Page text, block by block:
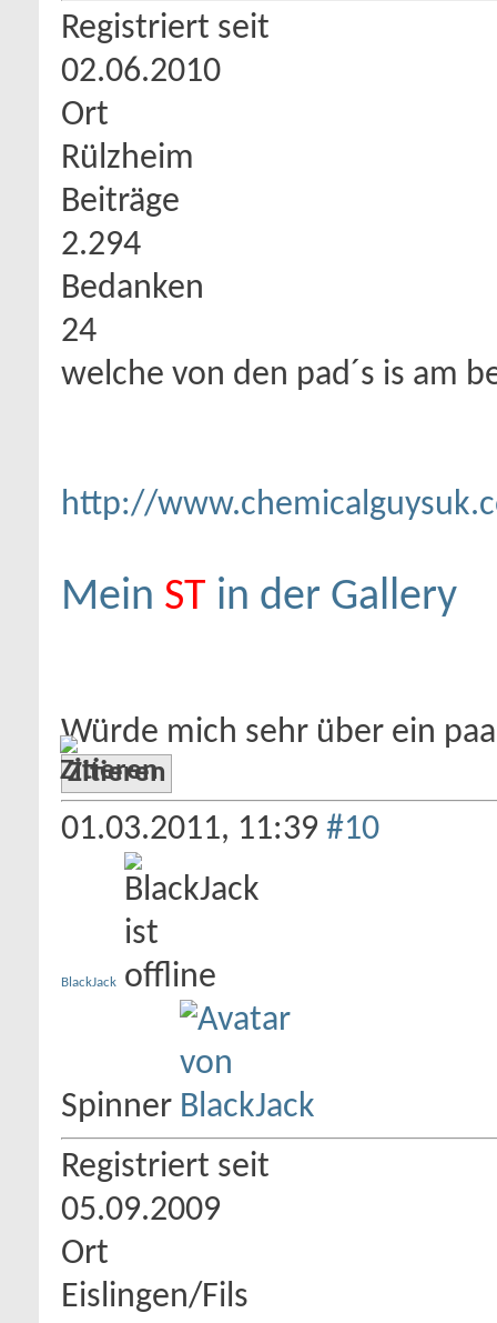
Registriert seit
02.06.2010
Ort
Rülzheim
Beiträge
2.294
Bedanken
24
welche von den pad´s is am
http://
Mein ST in der Gallery
Würde mich sehr über ein
Zitieren
01.03.2011, 11:39 #10
BlackJack
Spinner
Registriert seit
05.09.2009
Ort
Eislingen/Fils